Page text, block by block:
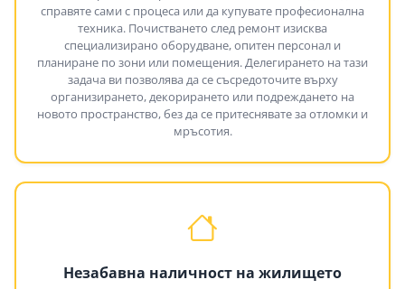
справяте сами с процеса или да купувате професионална
техника. Почистването след ремонт изисква
специализирано оборудване, опитен персонал и
планиране по зони или помещения. Делегирането на тази
задача ви позволява да се съсредоточите върху
организирането, декорирането или подреждането на
новото пространство, без да се притеснявате за отломки и
мръсотия.
Незабавна наличност на жилището